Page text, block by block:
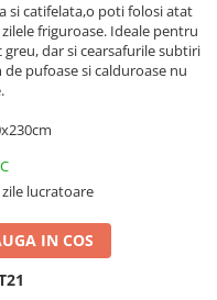
si catifelata,o poti folosi atat
friguroase. Ideale pentru
dar si cearsafurile subtiri
pufoase si calduroase nu
zile lucratoare
IN COS